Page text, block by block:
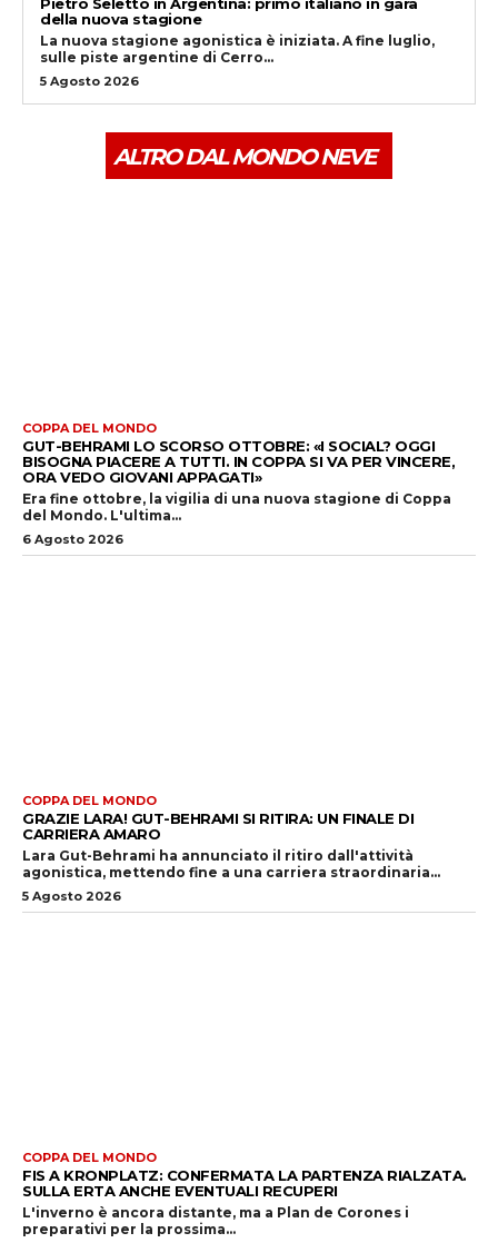
della nuova stagione
La nuova stagione agonistica è iniziata. A fine luglio,
sulle piste argentine di Cerro...
5 Agosto 2026
ALTRO DAL MONDO NEVE
COPPA DEL MONDO
GUT-BEHRAMI LO SCORSO OTTOBRE: «I SOCIAL? OGGI
BISOGNA PIACERE A TUTTI. IN COPPA SI VA PER VINCERE,
ORA VEDO GIOVANI APPAGATI»
Era fine ottobre, la vigilia di una nuova stagione di Coppa
del Mondo. L'ultima...
6 Agosto 2026
COPPA DEL MONDO
GRAZIE LARA! GUT-BEHRAMI SI RITIRA: UN FINALE DI
CARRIERA AMARO
Lara Gut-Behrami ha annunciato il ritiro dall'attività
agonistica, mettendo fine a una carriera straordinaria...
5 Agosto 2026
COPPA DEL MONDO
FIS A KRONPLATZ: CONFERMATA LA PARTENZA RIALZATA.
SULLA ERTA ANCHE EVENTUALI RECUPERI
L'inverno è ancora distante, ma a Plan de Corones i
preparativi per la prossima...